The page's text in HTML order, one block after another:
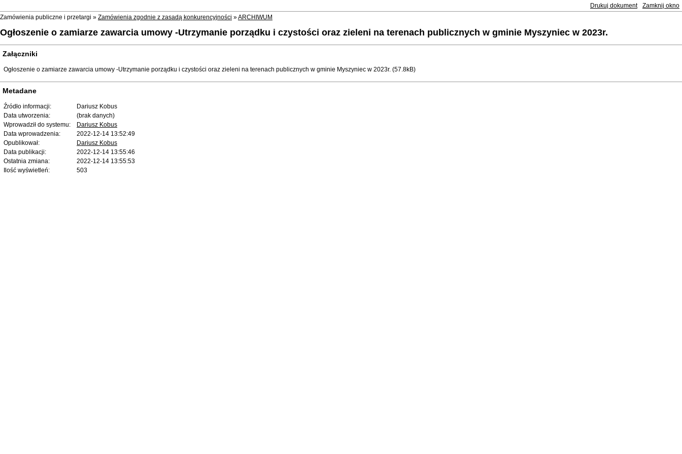
Zamknij okno
Drukuj dokument
Zamówienia publiczne i przetargi » Zamówienia zgodnie z zasadą konkurencyjności »ARCHIWUM
Ogłoszenie o zamiarze zawarcia umowy -Utrzymanie porządku i czystości oraz zieleni na terenach publicznych w gminie Myszyniec w 2023r.
Załączniki
Ogłoszenie o zamiarze zawarcia umowy -Utrzymanie porządku i czystości oraz zieleni na terenach publicznych w gminie Myszyniec w 2023r. (57.8kB)
Metadane
Źródło informacji:
Dariusz Kobus
Data utworzenia:
(brak danych)
Wprowadził do systemu:
Dariusz Kobus
Data wprowadzenia:
2022-12-14 13:52:49
Opublikował:
Dariusz Kobus
Data publikacji:
2022-12-14 13:55:46
Ostatnia zmiana:
2022-12-14 13:55:53
Ilość wyświetleń:
503